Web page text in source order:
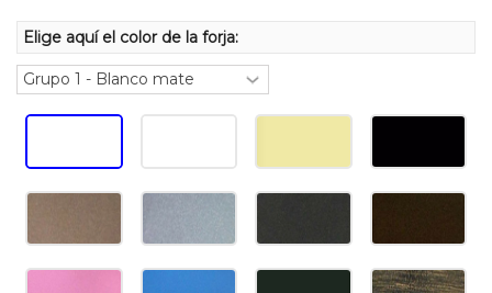
Elige aquí el color de la forja: